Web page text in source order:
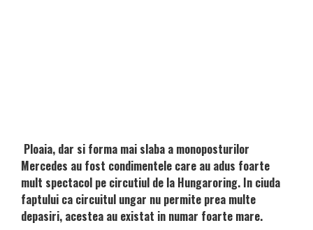
Ploaia, dar si forma mai slaba a monoposturilor
Mercedes au fost condimentele care au adus foarte
mult spectacol pe circutiul de la Hungaroring. In ciuda
faptului ca circuitul ungar nu permite prea multe
depasiri, acestea au existat in numar foarte mare.